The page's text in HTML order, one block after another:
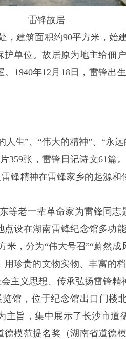
雷锋故居
，建筑面积约90平方米，始
单位。故居原为地主给佃
1940年12月18日，雷锋出
生”、“伟大的精神”、“永
359张，雷锋日记诗文61篇
锋精神在雷锋家乡的起源和
老一辈革命家为雷锋同志
设在湖南雷锋纪念馆多功
，分为“伟大号召”“蔚然成
珍贵的文物实物、丰富的
主义思想、传承弘扬雷锋精
馆，位于纪念馆出口门楼
主旨，集中展示了长沙市道
模范提名奖（湖南省道德